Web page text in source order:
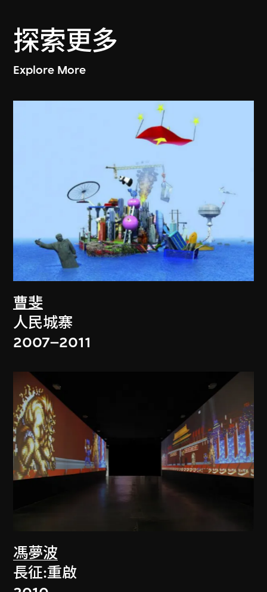
探索更多
Explore More
曹斐
人民城寨
2007–2011
馮夢波
長征:重啟